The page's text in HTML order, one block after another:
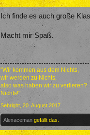
Ich finde es auch große
Macht mir Spaß.
"Wir kommen aus dem Nichts,
wir werden zu Nichts,
also was haben wir zu verlieren?
Nichts!"
Sebright 20. August 2017
Alexaceman gefällt das.